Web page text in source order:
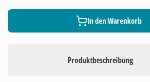
Produktbeschreibung
In den Warenkorb